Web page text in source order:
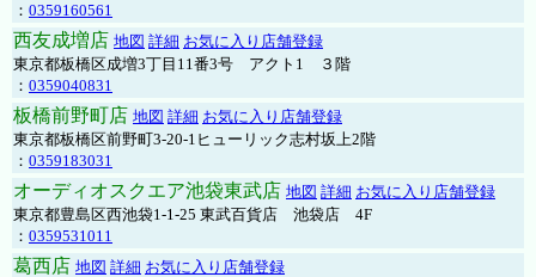
： 0359160561
西友成増店 地図 詳細 お気に入り店舗登録
東京都板橋区成増3丁目11番3号 アクト1 ３階
： 0359040831
板橋前野町店 地図 詳細 お気に入り店舗登録
東京都板橋区前野町3-20-1ヒューリック志村坂上2階
： 0359183031
オーディオスクエア池袋東武店 地図 詳細 お気に入り店舗登録
東京都豊島区西池袋1-1-25 東武百貨店 池袋店 4F
： 0359531011
葛西店 地図 詳細 お気に入り店舗登録